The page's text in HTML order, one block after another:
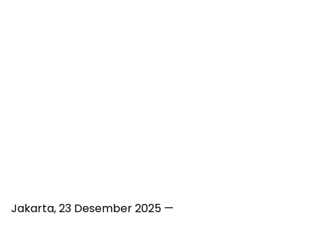
Jakarta, 23 Desember 2025 —